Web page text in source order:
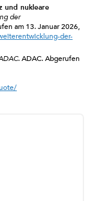
und nukleare
der
am 13. Januar 2026,
der-
. ADAC. Abgerufen